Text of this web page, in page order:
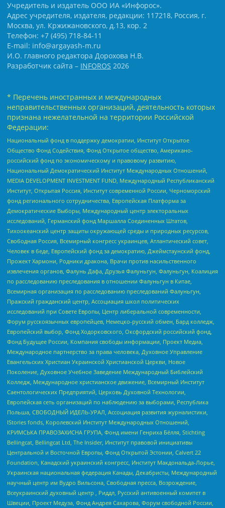
Учредитель и издатель ООО ИА «Инфорос».
Адрес учредителя, издателя, редакции: 117218, Россия, г.
Москва, ул. Кржижановского, д.13, кор. 2
Телефон: +7 (495) 718-84-11
E-mail: info@argayash-m.ru
И.О. главного редактора Дорохова Н.В.
Разработчик сайта – INFOROS 2026
* Перечень иностранных и международных
неправительственных организаций, деятельность которых
признана нежелательной на территории Российской
Федерации:
Национальный фонд в поддержку демократии, Институт Открытое
Общество Фонд Содействия, Фонд Открытое общество, Американо-
российский фонд по экономическому и правовому развитию,
Национальный Демократический Институт Международных Отношений,
MEDIA DEVELOPMENT INVESTMENT FUND, Международный Республиканский
Институт, Открытая Россия, Институт современной России, Черноморский
фонд регионального сотрудничества, Европейская Платформа за
Демократические Выборы, Международный центр электоральных
исследований, Германский фонд Маршалла Соединенных Штатов,
Тихоокеанский центр защиты окружающей среды и природных ресурсов,
Свободная Россия, Всемирный конгресс украинцев, Атлантический совет,
Человек в беде, Европейский фонд за демократию, Джеймстаунский фонд,
Прожект Хармони, Родники дракона, Врачи против насильственного
извлечения органов, Фалунь Дафа, Друзья Фалуньгун, Фалуньгун, Коалиция
по расследованию преследования в отношении Фалуньгун в Китае,
Всемирная организация по расследованию преследований Фалуньгун,
Пражский гражданский центр, Ассоциация школ политических
исследований при Совете Европы, Центр либеральной современности,
Форум русскоязычных европейцев, Немецко-русский обмен, Бард колледж,
Европейский выбор, Фонд Ходорковского, Оксфордский российский фонд,
Фонд Будущее России, Компания свободы информации, Проект Медиа,
Международное партнерство за права человека, Духовное Управление
Евангельских Христиан Украинской Христианской Церкви, Новое
Поколение, Духовное Учебное Заведение Международный Библейский
Колледж, Международное христианское движение, Всемирный Институт
Саентологических Предприятий, Церковь Духовной Технологии,
Европейская сеть организаций по наблюдению за выборами, Республика
Польша, СВОБОДНЫЙ ИДЕЛЬ-УРАЛ, Ассоциация развития журналистики,
IStories fonds, Королевский Институт Международных Отношений,
КРИМСЬКА ПРАВОЗАХИСНА ГРУПА, Фонд имени Генриха Бёлля, Stichting
Bellingcat, Bellingcat Ltd, The Insider, Институт правовой инициативы
Центральной и Восточной Европы, Фонд Открытой Эстонии, Calvert 22
Foundation, Канадский украинский конгресс, Институт Макдональда-Лорье,
Украинская национальная федерация Канады, Декабристы, Международный
научный центр им Вудро Вильсона, Свободная пресса, Возрождение,
Всеукраинский духовный центр , Риддл, Русский антивоенный комитет в
Швеции, Проект Медуза, Фонд Андрея Сахарова, Форум свободной России,